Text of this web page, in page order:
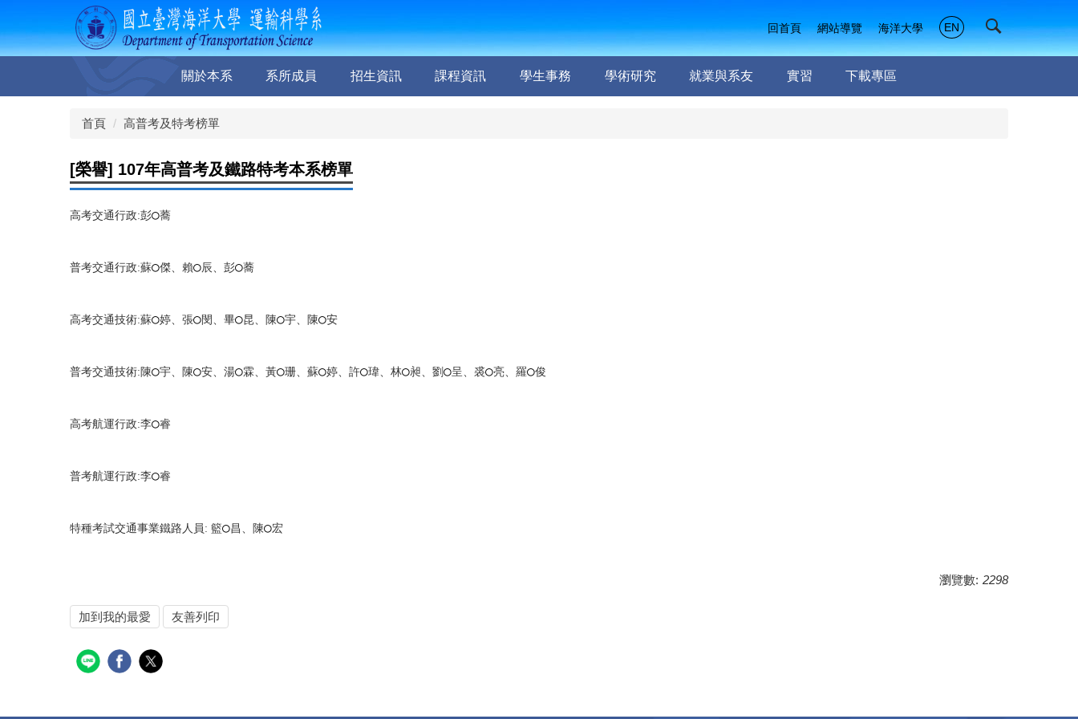
主
容
關於本系 系所成員 招生資訊 課程資訊 學生事務 學術研究 就業與系友 實習 下載專區
回首頁 網站導覽 海洋大學 EN
首頁 高普考及特考榜單
[榮譽] 107年高普考及鐵路特考本系榜單
高考交通行政:彭○蕎
普考交通行政:蘇○傑、賴○辰、彭○蕎
高考交通技術:蘇○婷、張○閔、畢○昆、陳○宇、陳○安
普考交通技術:陳○宇、陳○安、湯○霖、黃○珊、蘇○婷、許○瑋、林○昶、劉 ○呈、裘○亮、羅○俊
高考航運行政:李○睿
普考航運行政:李○睿
特種考試交通事業鐵路人員: 籃○昌、陳○宏
瀏覽數: 2298
加到我的最愛 友善列印